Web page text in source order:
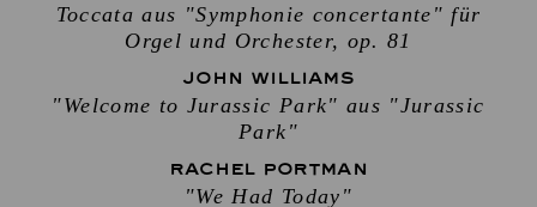
Toccata aus "Symphonie concertante" für
Orgel und Orchester, op. 81
JOHN WILLIAMS
"Welcome to Jurassic Park" aus "Jurassic
Park"
RACHEL PORTMAN
"We Had Today"